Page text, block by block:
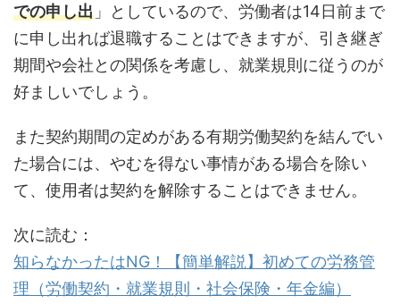
での申し出 」としているので、労働者は14日前まで
に申し出れば退職することはできますが、引き継ぎ
期間や会社との関係を考慮し、就業規則に従うのが
好ましいでしょう。
また契約期間の定めがある有期労働契約を結んでい
た場合には、やむを得ない事情がある場合を除い
て、使用者は契約を解除することはできません。
次に読む：
知らなかったはNG！【簡単解説】初めての労務管
理（労働契約・就業規則・社会保険・年金編）